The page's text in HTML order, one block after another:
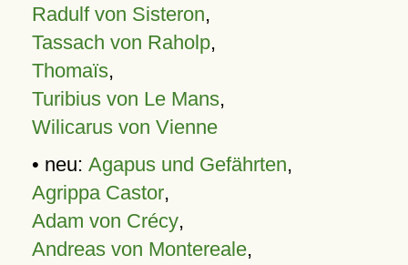
Radulf von Sisteron,
Tassach von Raholp,
Thomaïs,
Turibius von Le Mans,
Wilicarus von Vienne
• neu: Agapus und Gefährten,
Agrippa Castor,
Adam von Crécy,
Andreas von Montereale,